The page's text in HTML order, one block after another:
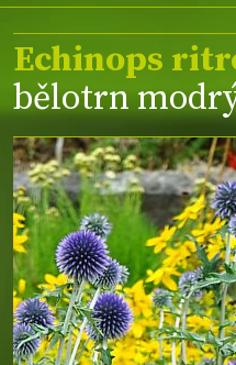
Echinops
bělotrn